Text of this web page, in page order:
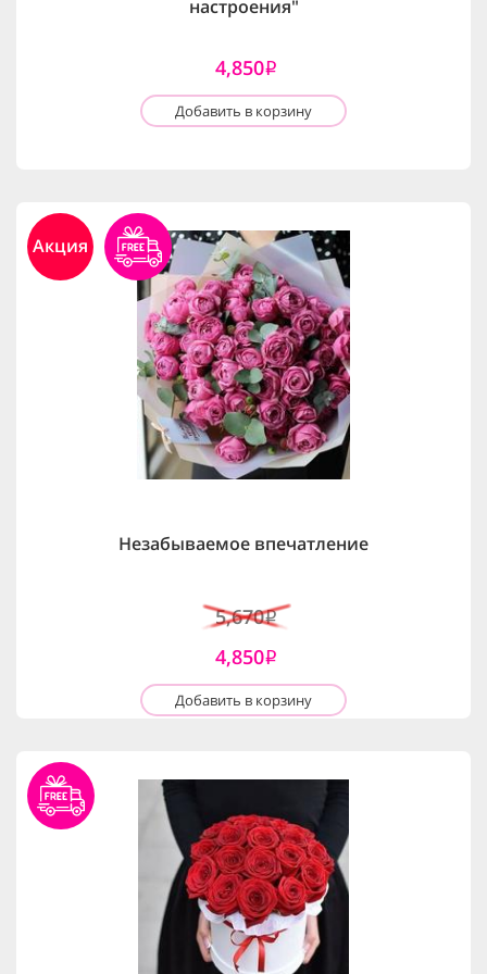
настроения"
4,850i
Добавить в корзину
Акция
Незабываемое впечатление
5,670i
4,850i
Добавить в корзину